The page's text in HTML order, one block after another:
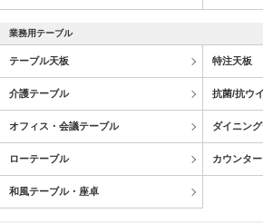
業務用テーブル
テーブル天板 特注天板
介護テーブル 抗菌/抗ウ
オフィス・会議テーブル ダイニン
ローテーブル カウンタ
和風テーブル・座卓